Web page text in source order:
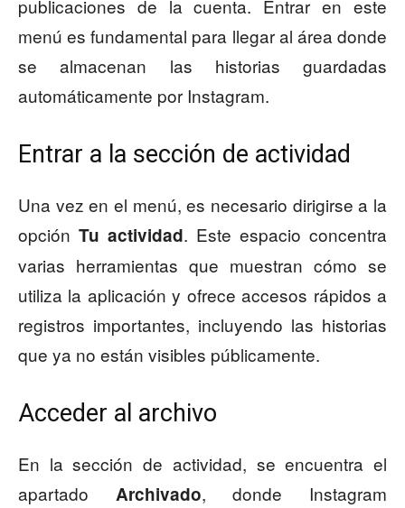
publicaciones de la cuenta. Entrar en este
menú es fundamental para llegar al área donde
se almacenan las historias guardadas
automáticamente por Instagram.
Entrar a la sección de actividad
Una vez en el menú, es necesario dirigirse a la
opción Tu actividad. Este espacio concentra
varias herramientas que muestran cómo se
utiliza la aplicación y ofrece accesos rápidos a
registros importantes, incluyendo las historias
que ya no están visibles públicamente.
Acceder al archivo
En la sección de actividad, se encuentra el
apartado Archivado, donde Instagram